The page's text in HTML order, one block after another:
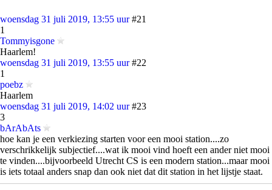
woensdag 31 juli 2019, 13:55 uur #21
1
Tommyisgone
Haarlem!
woensdag 31 juli 2019, 13:55 uur #22
1
poebz
Haarlem
woensdag 31 juli 2019, 14:02 uur #23
3
bArAbAts
hoe kan je een verkiezing starten voor een mooi station....zo
verschrikkelijk subjectief....wat ik mooi vind hoeft een ander niet mooi
te vinden....bijvoorbeeld Utrecht CS is een modern station...maar mooi
is iets totaal anders snap dan ook niet dat dit station in het lijstje staat.